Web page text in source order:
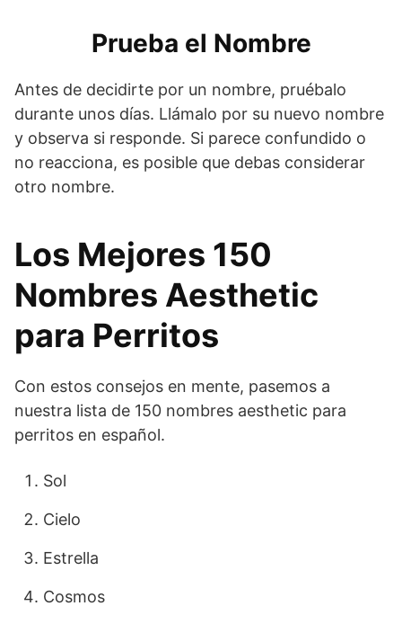
Prueba el Nombre
Antes de decidirte por un nombre, pruébalo
durante unos días. Llámalo por su nuevo nombre
y observa si responde. Si parece confundido o
no reacciona, es posible que debas considerar
otro nombre.
Los Mejores 150
Nombres Aesthetic
para Perritos
Con estos consejos en mente, pasemos a
nuestra lista de 150 nombres aesthetic para
perritos en español.
Sol
Cielo
Estrella
Cosmos